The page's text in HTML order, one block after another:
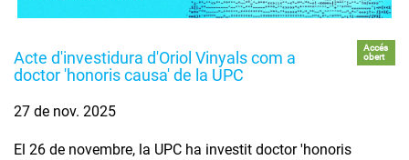
Acte d'investidura d'Oriol Vinyals com a
doctor 'honoris causa' de la UPC
Accés
obert
27 de nov. 2025
El 26 de novembre, la UPC ha investit doctor 'honoris